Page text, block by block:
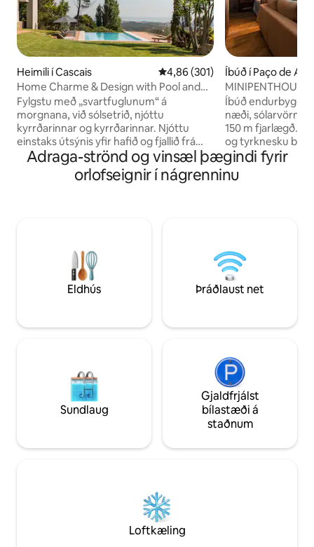
Heimili í Cascais 4,86 af 5 í meðaleinkunn, 301
4,86 (301)
Home Charme & Design with Pool and
Magnificent Sea and Mountain View
Fylgstu með „svartfuglunum“ á
morgnana, við sólsetrið, njóttu
kyrrðarinnar og kyrrðarinnar. Njóttu
einstaks útsýnis yfir hafið og fjallið frá
einkasetustofunni, endalausu lauginni,
„Serra de Sintra“- töfrandi fjallinu,
heillandi skógi, samkomuhúsum og
samband við gestgjafann til að fá frekari
upplýsingar. Fjallavilla byggð fyrir meira
en 100 árum , ígrædd á glæsilegum kletti
með einstöku umhverfi og stórkostlegu
nýlega endurnýjað og stækkað með
það frá toppi Serra de Sintra, til Guincho
til Cabo Espichel. Steinsnar frá
göngustígum Serra de Sintra og
minnisvarða þess og við hliðina á góðum
veitingastöðum , kaffihúsum með góðu
matvörubúð og apótek fyrir kyrrðina.
garði með endalausri sundlaug þar sem
hægt er að njóta hins dásamlega útsýnis.
Ég bý á lóðinni og get deilt sögum og
upplýsingum um svæðið. Ég elska að
Íbúð í Paço de
HEILSULINDIN
Íbúð
næði, sólarvörn,
150 m fjarlægð. 1 svíta
og tyrknesku baði
með verönd með
fyrir kvikmyndir.
sjávarútsýni,
Loftkæling og
svæðum, 4K
reitur fyrir hverja
Adraga-strönd og vinsæl þægindi fyrir
orlofseignir í nágrenninu
Eldhús Þráðlaust net
Sundlaug
Gjaldfrjálst
bílastæði á
staðnum
Loftkæling